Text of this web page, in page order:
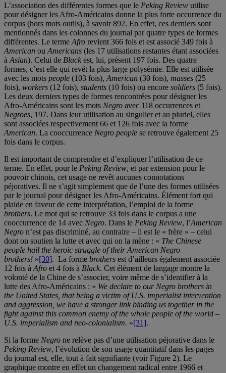
L’association des différentes formes que le Peking Review utilise
pour désigner les Afro-Américains donne la plus forte occurrence du
corpus (hors mots outils), à savoir 892. En effet, ces derniers sont
mentionnés dans les colonnes du journal par quatre types de formes
différentes. Le terme Afro revient 366 fois et est associé 349 fois à
American ou Americans (les 17 utilisations restantes étant associées
à Asian). Celui de Black est, lui, présent 197 fois. Des quatre
formes, c’est elle qui revêt la plus large polysémie. Elle est utilisée
avec les mots people (103 fois), American (30 fois), masses (25
fois), workers (12 fois), students (10 fois) ou encore soldiers (5 fois).
Les deux derniers types de formes rencontrées pour désigner les
Afro-Américains sont les mots Negro avec 118 occurrences et
Negroes, 197. Dans leur utilisation au singulier et au pluriel, elles
sont associées respectivement 66 et 126 fois avec la forme
American. La cooccurrence Negro people se retrouve également 25
fois dans le corpus.
Il est important de comprendre et d’expliquer l’utilisation de ce
terme. En effet, pour le Peking Review, et par extension pour le
pouvoir chinois, cet usage ne revêt aucunes connotations
péjoratives. Il ne s’agit simplement que de l’une des formes utilisées
par le journal pour désigner les Afro-Américains. Élément fort qui
plaide en faveur de cette interprétation, l’emploi de la forme
brothers. Le mot qui se retrouve 33 fois dans le corpus a une
cooccurrence de 14 avec Negro. Dans le Peking Review, l’American
Negro n’est pas discriminé, au contraire – il est le « frère » – celui
dont on soutien la lutte et avec qui on la mène : « The Chinese
people hail the heroic struggle of their American Negro
brothers! »[30]. La forme brothers est d’ailleurs également associée
12 fois à Afro et 4 fois à Black. Cet élément de langage montre la
volonté de la Chine de s’associer, voire même de s’identifier à la
lutte des Afro-Américains : « We declare to our Negro brothers in
the United States, that being a victim of U.S. imperialist intervention
and aggression, we have a stronger link binding us together in the
fight against this common enemy of the whole people of the world –
U.S. imperialism and neo-colonialism. »[31].
Si la forme Negro ne relève pas d’une utilisation péjorative dans le
Peking Review, l’évolution de son usage quantitatif dans les pages
du journal est, elle, tout à fait signifiante (voir Figure 2). Le
graphique montre en effet un changement radical entre 1966 et